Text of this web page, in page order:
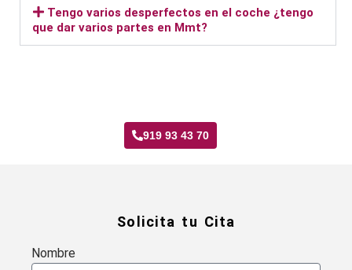
Tengo varios desperfectos en el coche ¿tengo
que dar varios partes en Mmt?
919 93 43 70
Solicita tu Cita
Nombre